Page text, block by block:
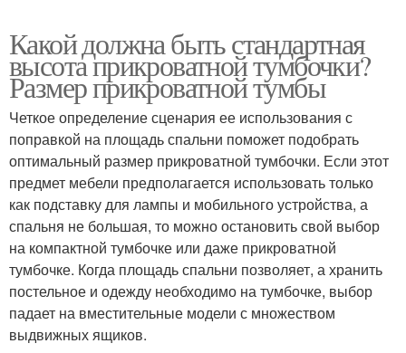
Какой должна быть стандартная
высота прикроватной тумбочки?
Размер прикроватной тумбы
Четкое определение сценария ее использования с
поправкой на площадь спальни поможет подобрать
оптимальный размер прикроватной тумбочки. Если этот
предмет мебели предполагается использовать только
как подставку для лампы и мобильного устройства, а
спальня не большая, то можно остановить свой выбор
на компактной тумбочке или даже прикроватной
тумбочке. Когда площадь спальни позволяет, а хранить
постельное и одежду необходимо на тумбочке, выбор
падает на вместительные модели с множеством
выдвижных ящиков.